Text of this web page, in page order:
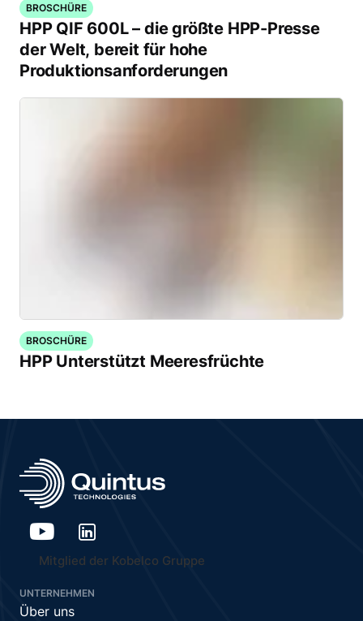
BROSCHÜRE
HPP QIF 600L – die größte HPP-Presse
der Welt, bereit für hohe
Produktionsanforderungen
BROSCHÜRE
HPP Unterstützt Meeresfrüchte
Mitglied der Kobelco Gruppe
UNTERNEHMEN
Über uns